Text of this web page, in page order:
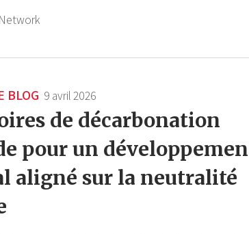
BLOG 9 avril 2026
de décarbonation
pour un
aligné sur la neutralité